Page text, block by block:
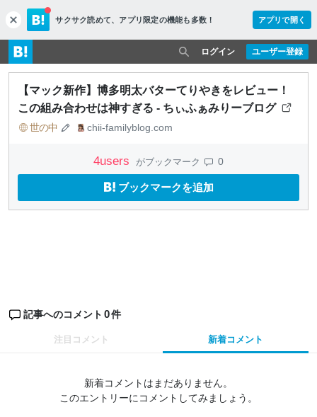
c
l
o
s
e
サクサク読めて、 アプリ限定の機能も多数！ アプリで開く
ユーザー登録
ログイン
【マック新作】博多明太バターてりやきをレビュー！
この組み合わせは神すぎる - ちぃふぁみりーブログ
世の中 chii-familyblog.com
4users がブックマーク 0
ブックマークを追加
記事へのコメント 0件
注目コメント 新着コメント
新着コメントはまだありません。
このエントリーにコメントしてみましょう。